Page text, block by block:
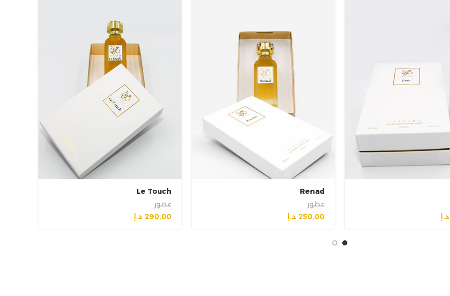
د.إ
Renad
عطور
250,00 د.إ
Le Touch
عطور
290,00 د.إ